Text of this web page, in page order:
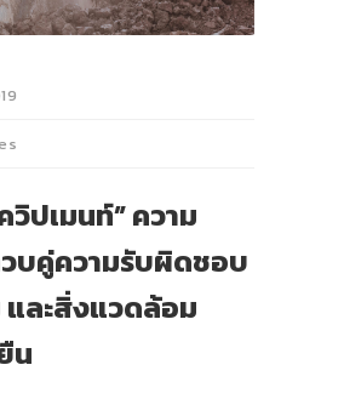
ปเมนท์” ความ
วบคู่ความรับผิดชอบ
ละสิ่งแวดล้อม
น